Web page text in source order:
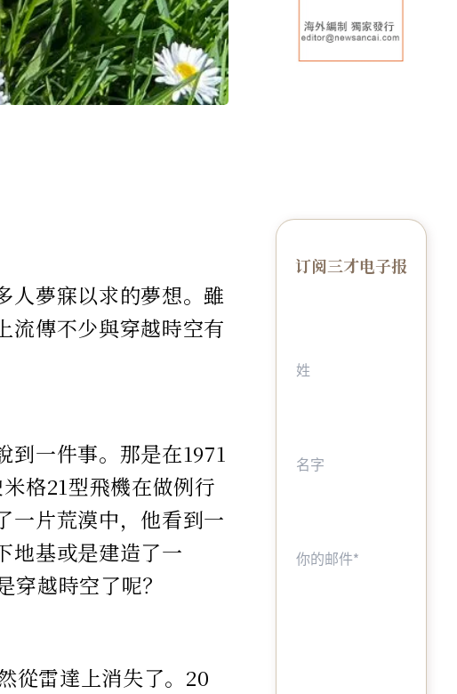
人夢寐以求的夢想。雖
流傳不少與穿越時空有
一件事。那是在1971
格21型飛機在做例行
片荒漠中，他看到一
地基或是建造了一
越時空了呢？
從雷達上消失了。20
订阅三才电子报